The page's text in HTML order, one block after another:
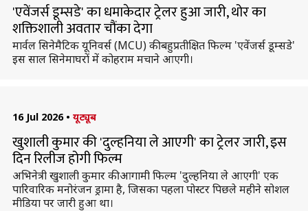
'एवेंजर्स डूम्सडे' का धमाकेदार ट्रेलर हुआ जारी, थोर का
शक्तिशाली अवतार चौंका देगा
मार्वल सिनेमैटिक यूनिवर्स (MCU) की बहुप्रतीक्षित फिल्म 'एवेंजर्स डूम्सडे'
इस साल सिनेमाघरों में कोहराम मचाने आएगी।
16 Jul 2026 • यूट्यूब
खुशाली कुमार की 'दुल्हनिया ले आएगी' का ट्रेलर जारी, इस
दिन रिलीज होगी फिल्म
अभिनेत्री खुशाली कुमार की आगामी फिल्म 'दुल्हनिया ले आएगी' एक
पारिवारिक मनोरंजन ड्रामा है, जिसका पहला पोस्टर पिछले महीने सोशल
मीडिया पर जारी हुआ था।